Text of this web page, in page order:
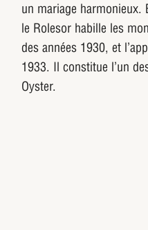
un mariage harmonieux.
le Rolesor habille les
des années 1930, et
1933. Il constitue l’un
Oyster.